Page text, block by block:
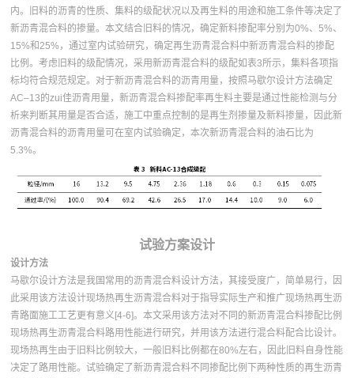
内。旧料的沥青的性质、集料的级配状况以及再生料的用途和施工条件等决定了
新沥青混合料的掺量。本文结合旧料的情况，确定新料掺配率分别为0%、5%、
15%和25%，通过室内试验研究，确定再生沥青混合料中新沥青混合料的掺配
比例。考虑旧料的级配情况，采用新沥青混合料的级配如表3所示，集料各项指
标均符合规范规定。对于新沥青混合料的沥青用量，按照马歇尔设计方法确定
AC–13的zui佳沥青用量，新沥青混合料掺配率再生料主要是通过性能检测与分
析来判断其用量是否合适，施工中重点控制的是再生剂掺量及新料掺量，因此新
沥青混合料的沥青用量可在室内试验确定，本次新沥青混合料的油石比为
5.3%。
试验方案设计
设计方法
马歇尔设计方法是我国常用的沥青混合料设计方法，其接受度广，简单易行，因
此采用该方法设计现场热再生沥青混合料对于指导实际生产和推广现场热再生沥
青路面施工工艺更有意义[4-6]。本文采用该方法对不同的新沥青混合料掺配比例
现场热再生沥青混合料路用性能进行研究，并用该方法进行混合料配合比设计。
现场热再生由于旧料比例较大，一般旧料比例都在80%左右，因此旧料自身性能
决定了路用性能。试验确定了新沥青混合料不同掺配比例下两种性质的再生沥青